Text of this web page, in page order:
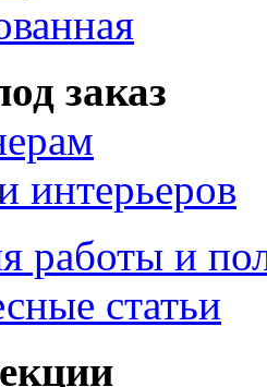
заказ
интерьеров
работы и
статьи